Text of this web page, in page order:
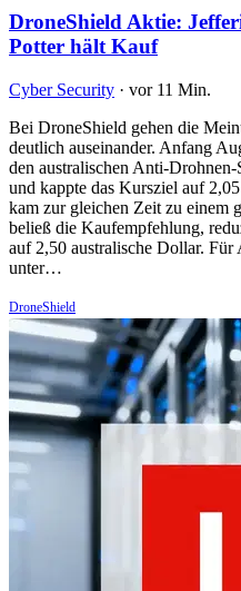
DroneShield Aktie:
Potter hält Kauf
Cyber Security · vor 11 Min.
Bei DroneShield gehen die
deutlich auseinander. Anfang
den australischen Anti-
und kappte das Kursziel auf
kam zur gleichen Zeit zu einem
beließ die Kaufempfehlung,
auf 2,50 australische Dollar. Für
unter…
DroneShield